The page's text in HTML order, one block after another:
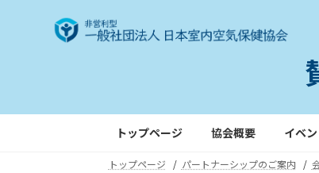
へ
ョ
トップページ 協会概要 イベ
トップページ パートナーシップのご案内